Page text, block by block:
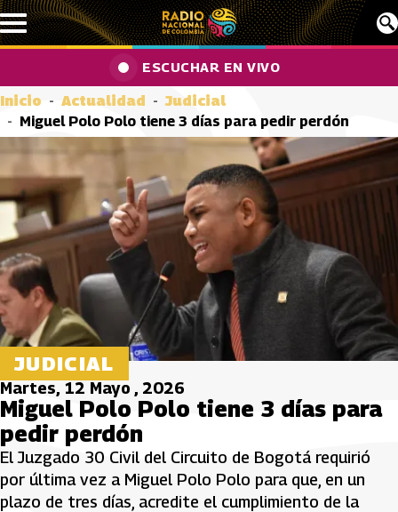
Pasar al contenido principal
ESCUCHAR EN VIVO
Inicio Actualidad
Judicial
Miguel Polo Polo tiene 3 días para pedir perdón
JUDICIAL
Martes, 12 Mayo , 2026
Miguel Polo Polo tiene 3 días para
pedir perdón
El Juzgado 30 Civil del Circuito de Bogotá requirió
por última vez a Miguel Polo Polo para que, en un
plazo de tres días, acredite el cumplimiento de la